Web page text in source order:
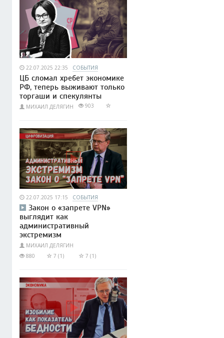
22.07.2025 22:35 СОБЫТИЯ
ЦБ сломал хребет экономике
РФ, теперь выживают только
торгаши и спекулянты
МИХАИЛ ДЕЛЯГИН 903
22.07.2025 17:15 СОБЫТИЯ
Закон о «запрете VPN»
выглядит как
административный
экстремизм
МИХАИЛ ДЕЛЯГИН
880
7 (1) 7 (1)